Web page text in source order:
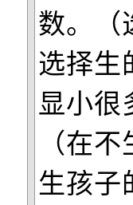
数。（
选择生
显小很
（在
生孩子